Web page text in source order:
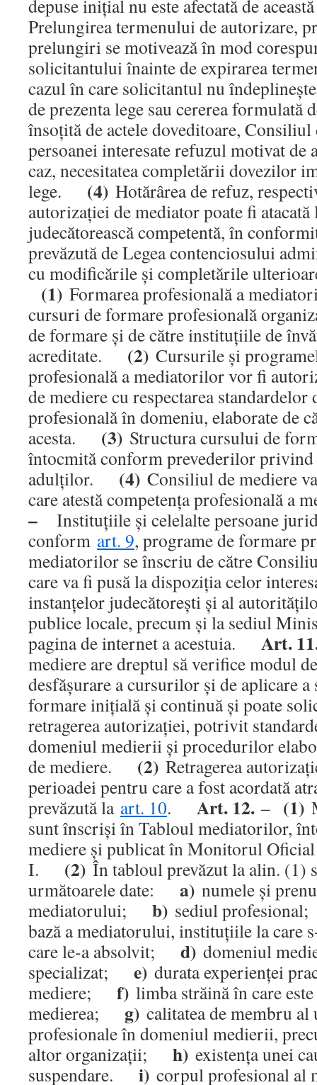
depuse iniţial nu este afectată de
Prelungirea termenului de autorizare,
prelungiri se motivează în mod
solicitantului înainte de expirarea
cazul în care solicitantul nu
de prezenta lege sau cererea formulată
însoţită de actele doveditoare,
persoanei interesate refuzul motivat de
caz, necesitatea completării dovezilor
lege. (4) Hotărârea de refuz,
autorizaţiei de mediator poate fi atacată
judecătorească competentă, în
prevăzută de Legea contenciosului
cu modificările şi completările
(1) Formarea profesională a
cursuri de formare profesională
de formare şi de către instituţiile de
acreditate. (2) Cursurile şi
profesională a mediatorilor vor fi
de mediere cu respectarea standardelor
profesională în domeniu, elaborate de
acesta. (3) Structura cursului de
întocmită conform prevederilor privind
adulţilor. (4) Consiliul de mediere
care atestă competenţa profesională
– Instituţiile şi celelalte persoane
conform art. 9, programe de formare
mediatorilor se înscriu de către
care va fi pusă la dispoziţia celor
instanţelor judecătoreşti şi al
publice locale, precum şi la sediul
pagina de internet a acestuia. Art.
mediere are dreptul să verifice modul
desfăşurare a cursurilor şi de aplicare a
formare iniţială şi continuă şi poate
retragerea autorizaţiei, potrivit
domeniul medierii şi procedurilor
de mediere. (2) Retragerea
perioadei pentru care a fost acordată
prevăzută la art. 10. Art. 12. – (1)
sunt înscrişi în Tabloul mediatorilor,
mediere şi publicat în Monitorul Oficial
I. (2) În tabloul prevăzut la alin. (1)
următoarele date: a) numele şi
mediatorului; b) sediul
bază a mediatorului, instituţiile la care
care le-a absolvit; d) domeniul
specializat; e) durata experienţei
mediere; f) limba străină în care
medierea; g) calitatea de membru al
profesionale în domeniul medierii,
altor organizaţii; h) existenţa unei
suspendare. i) corpul profesional al